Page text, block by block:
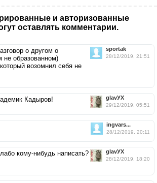
и авторизованные
оставлять комментарии.
sportak
28/12/2019, 21:51
о другом о
не образованном)
возомнил себя не
glavУХ
29/12/2019, 05:51
Кадыров!
ingvars...
28/12/2019, 20:11
glavУХ
28/12/2019, 18:20
кому-нибудь написать?